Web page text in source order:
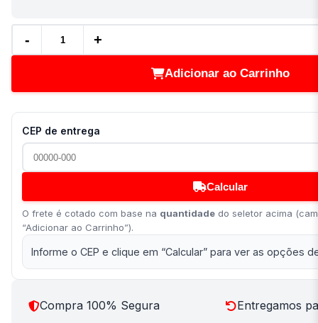
- +
Adicionar ao Carrinho
CEP de entrega
Calcular
O frete é cotado com base na quantidade do seletor acima
“Adicionar ao Carrinho”).
Informe o CEP e clique em “Calcular” para ver as opções
Compra 100% Segura Entregamos